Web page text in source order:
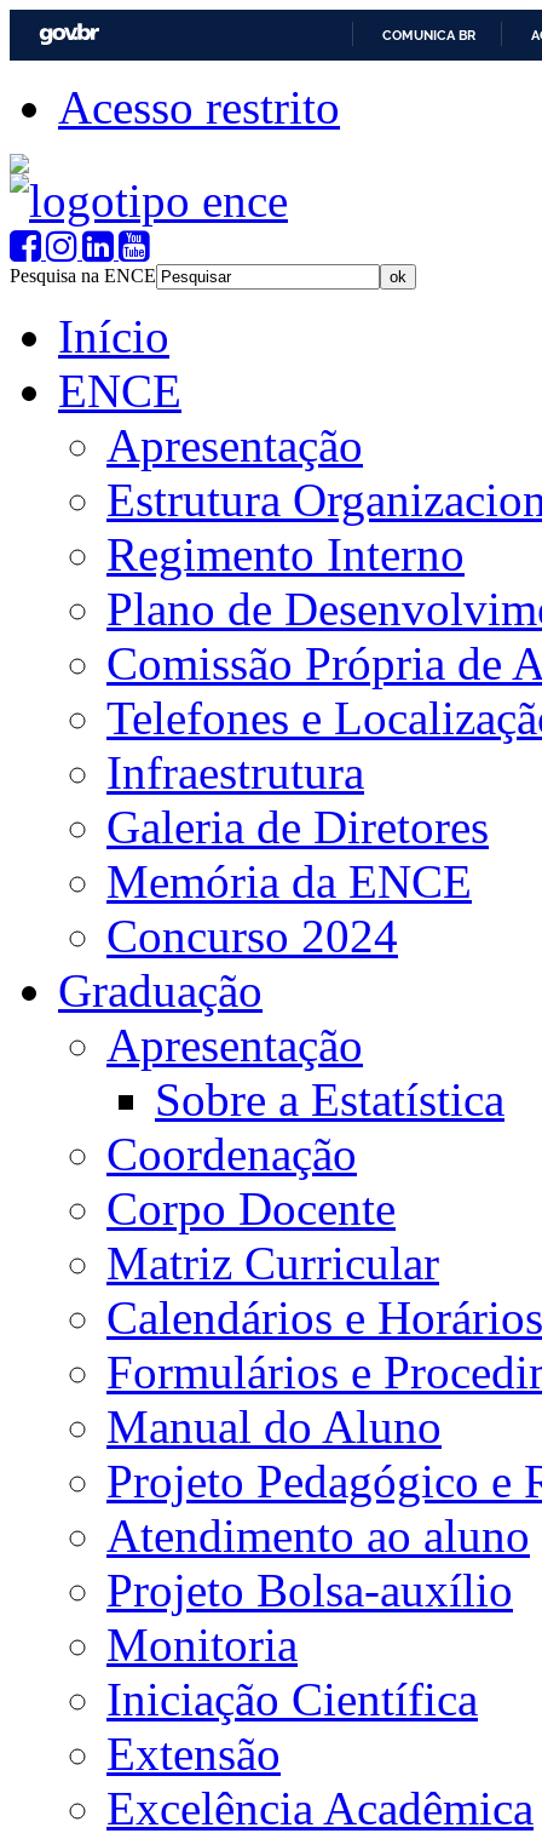
COMUNICA BR
Acesso restrito
Pesquisa na ENCE
Início
ENCE
Apresentação
Estrutura
Regimento Interno
Plano de
Comissão Própria de
Telefones e
Infraestrutura
Galeria de Diretores
Memória da ENCE
Concurso 2024
Graduação
Apresentação
Sobre a Estatística
Coordenação
Corpo Docente
Matriz Curricular
Calendários e Horários
Formulários e
Manual do Aluno
Projeto Pedagógico e
Atendimento ao aluno
Projeto Bolsa-auxílio
Monitoria
Iniciação Científica
Extensão
Excelência Acadêmica